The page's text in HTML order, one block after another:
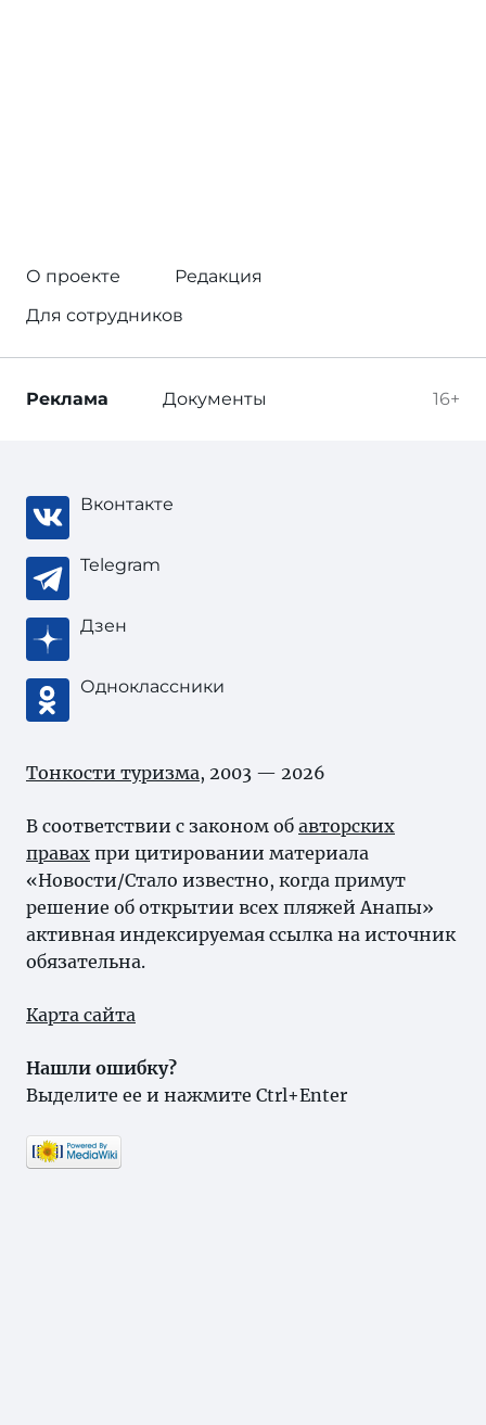
О проекте
Редакция
Для сотрудников
16+
Реклама Документы
Вконтакте
Telegram
Дзен
Одноклассники
Тонкости туризма, 2003 — 2026
В соответствии с законом об авторских
правах при цитировании материала
«Новости/Стало известно, когда примут
решение об открытии всех пляжей Анапы»
активная индексируемая ссылка на источник
обязательна.
Карта сайта
Нашли ошибку?
Выделите ее и нажмите Ctrl+Enter